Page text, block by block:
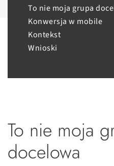
To nie moja grupa
Konwersja w mobile
Kontekst
Wnioski
To nie moja
docelowa